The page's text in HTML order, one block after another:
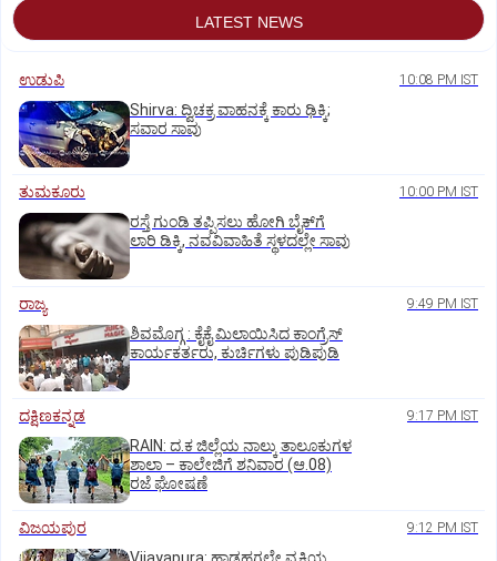
LATEST NEWS
ಉಡುಪಿ 10:08 PM IST
Shirva: ದ್ವಿಚಕ್ರ ವಾಹನಕ್ಕೆ ಕಾರು ಢಿಕ್ಕಿ;
ಸವಾರ ಸಾವು
ತುಮಕೂರು 10:00 PM IST
ರಸ್ತೆ ಗುಂಡಿ ತಪ್ಪಿಸಲು ಹೋಗಿ ಬೈಕ್‌ಗೆ
ಲಾರಿ ಡಿಕ್ಕಿ, ನವವಿವಾಹಿತೆ ಸ್ಥಳದಲ್ಲೇ ಸಾವು
ರಾಜ್ಯ 9:49 PM IST
ಶಿವಮೊಗ್ಗ : ಕೈಕೈ ಮಿಲಾಯಿಸಿದ ಕಾಂಗ್ರೆಸ್
ಕಾರ್ಯಕರ್ತರು, ಕುರ್ಚಿಗಳು ಪುಡಿಪುಡಿ
ದಕ್ಷಿಣಕನ್ನಡ 9:17 PM IST
RAIN: ದ.ಕ ಜಿಲ್ಲೆಯ ನಾಲ್ಕು ತಾಲೂಕುಗಳ
ಶಾಲಾ – ಕಾಲೇಜಿಗೆ ಶನಿವಾರ (ಆ.08)
ರಜೆ ಘೋಷಣೆ
ವಿಜಯಪುರ 9:12 PM IST